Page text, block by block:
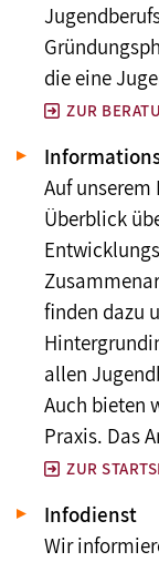
die eine
ZUR
Auf
Überblick
finden dazu
allen
Auch bieten
Praxis. Das
ZUR
Infodienst
Wir